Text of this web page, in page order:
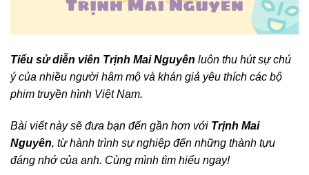
Tiểu sử diễn viên Trịnh Mai Nguyên luôn thu hút sự chú
ý của nhiều người hâm mộ và khán giả yêu thích các bộ
phim truyền hình Việt Nam.
Bài viết này sẽ đưa bạn đến gần hơn với Trịnh Mai
Nguyên, từ hành trình sự nghiệp đến những thành tựu
đáng nhớ của anh. Cùng mình tìm hiểu ngay!